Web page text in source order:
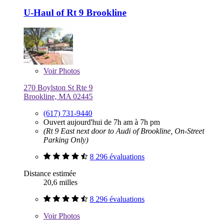
U-Haul of Rt 9 Brookline
VoirPhotos
270 Boylston St Rte 9
Brookline, MA 02445
(617) 731-9440
Ouvert aujourd'hui de 7h am à 7h pm
(Rt 9 East next door to Audi of Brookline, On-Street
Parking Only)
8 296 évaluations
Distance estimée
20,6 milles
8 296 évaluations
VoirPhotos